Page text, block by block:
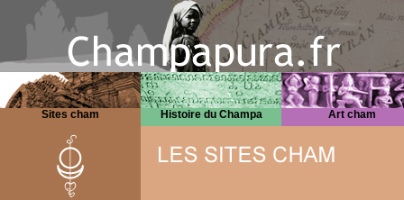
Sites cham Histoire du Champa Art cham